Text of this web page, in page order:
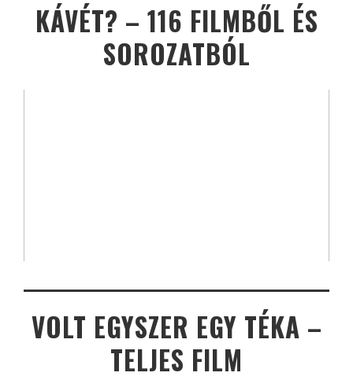
KÁVÉT? – 116 FILMBŐL ÉS
SOROZATBÓL
VOLT EGYSZER EGY TÉKA –
TELJES FILM